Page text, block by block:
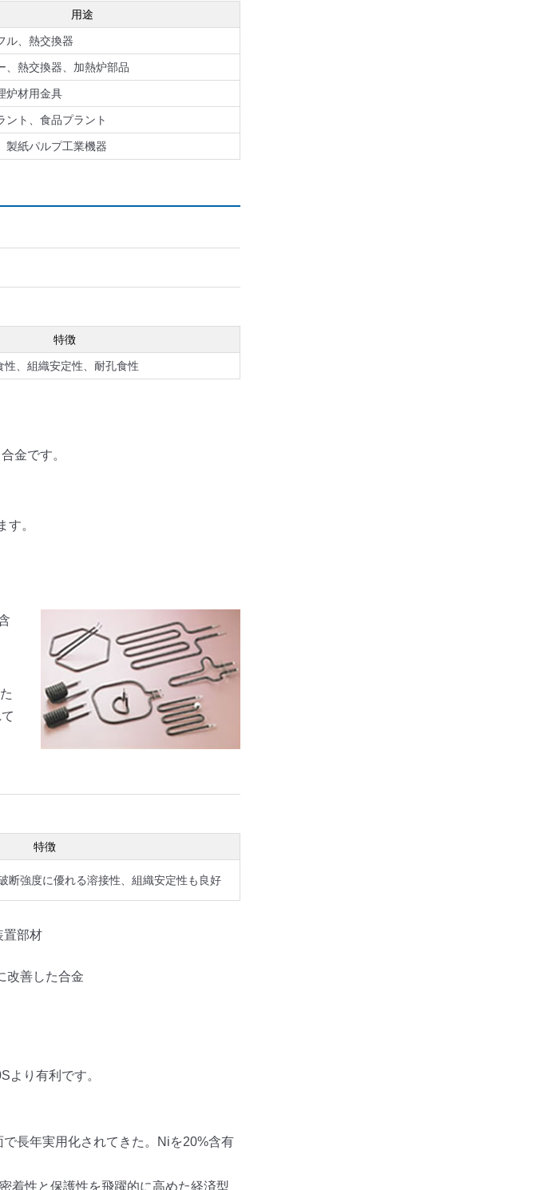
用途
ル、熱交換器
、熱交換器、加熱炉部品
炉材用金具
ント、食品プラント
製紙パルプ工業機器
特徴
性、組織安定性、耐孔食性
金です。
。
特徴
断強度に優れる溶接性、組織安定性も良好
置部材
改善した合金
より有利です。
長年実用化されてきた。Niを20%含有
着性と保護性を飛躍的に高めた経済型